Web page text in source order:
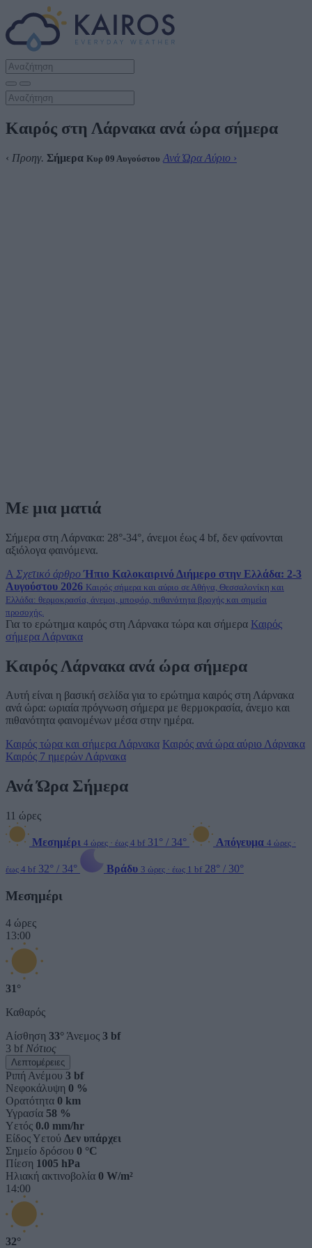
Καιρός στη Λάρνακα ανά ώρα σήμερα
‹ Προηγ. Σήμερα Κυρ 09 Αυγούστου Ανά Ώρα Αύριο ›
Με μια ματιά
Σήμερα στη Λάρνακα: 28°-34°, άνεμοι έως 4 bf, δεν φαίνονται
αξιόλογα φαινόμενα.
A Σχετικό άρθρο Ήπιο Καλοκαιρινό Διήμερο στην Ελλάδα: 2-3
Αυγούστου 2026 Καιρός σήμερα και αύριο σε Αθήνα, Θεσσαλονίκη και
Ελλάδα: θερμοκρασία, άνεμοι, μποφόρ, πιθανότητα βροχής και σημεία
προσοχής.
Για το ερώτημα καιρός στη Λάρνακα τώρα και σήμερα Καιρός
σήμερα Λάρνακα
Καιρός Λάρνακα ανά ώρα σήμερα
Αυτή είναι η βασική σελίδα για το ερώτημα καιρός στη Λάρνακα
ανά ώρα: ωριαία πρόγνωση σήμερα με θερμοκρασία, άνεμο και
πιθανότητα φαινομένων μέσα στην ημέρα.
Καιρός τώρα και σήμερα Λάρνακα Καιρός ανά ώρα αύριο Λάρνακα
Καιρός 7 ημερών Λάρνακα
Ανά Ώρα Σήμερα
11 ώρες
Μεσημέρι 4 ώρες · έως 4 bf 31° / 34° Απόγευμα 4 ώρες ·
έως 4 bf 32° / 34° Βράδυ 3 ώρες · έως 1 bf 28° / 30°
Μεσημέρι
4 ώρες
13:00
31°
Καθαρός
Αίσθηση 33° Άνεμος 3 bf
3 bf Νότιος
Λεπτομέρειες
Ριπή Ανέμου 3 bf
Νεφοκάλυψη 0 %
Ορατότητα 0 km
Υγρασία 58 %
Υετός 0.0 mm/hr
Είδος Υετού Δεν υπάρχει
Σημείο δρόσου 0 °C
Πίεση 1005 hPa
Ηλιακή ακτινοβολία 0 W/m²
14:00
32°